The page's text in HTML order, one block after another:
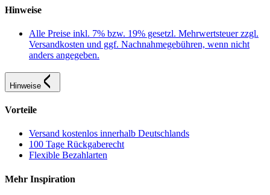
Hinweise
Alle Preise inkl. 7% bzw. 19% gesetzl. Mehrwertsteuer zzgl.
Versandkosten und ggf. Nachnahmegebühren, wenn nicht
anders angegeben.
Hinweise
Vorteile
Versand kostenlos innerhalb Deutschlands
100 Tage Rückgaberecht
Flexible Bezahlarten
Mehr Inspiration